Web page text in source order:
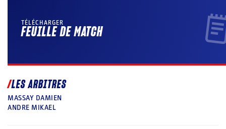
TÉLÉCHARGER
FEUILLE DE MATCH
LES ARBITRES
MASSAY DAMIEN
ANDRE MIKAEL